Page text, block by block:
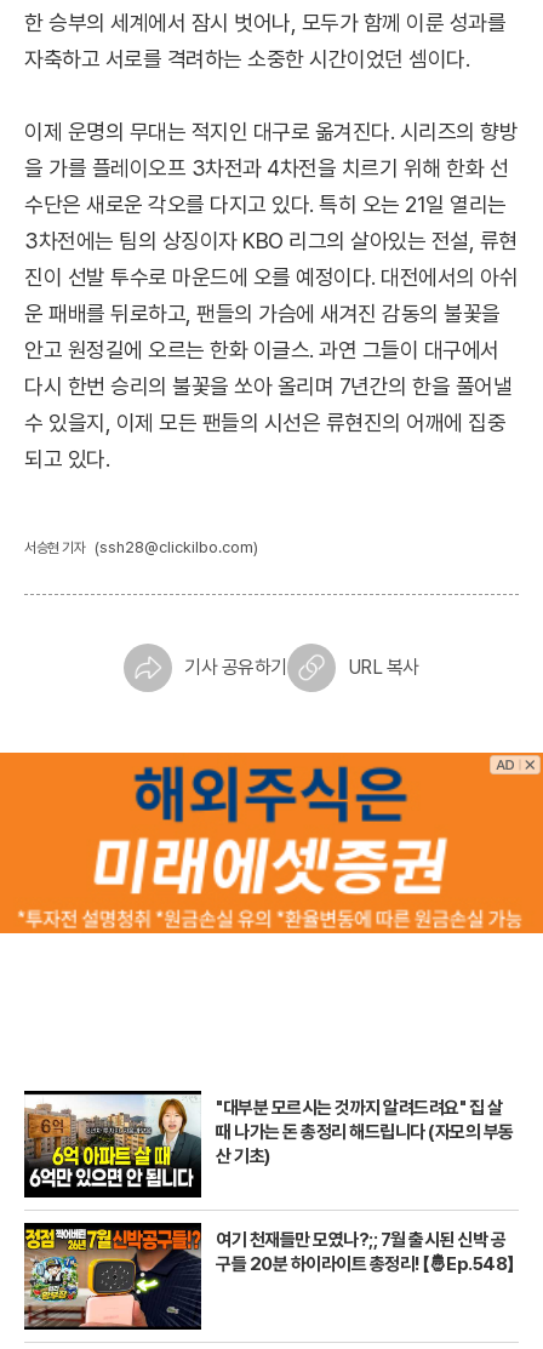
한 승부의 세계에서 잠시 벗어나, 모두가 함께 이룬 성과를
자축하고 서로를 격려하는 소중한 시간이었던 셈이다.
이제 운명의 무대는 적지인 대구로 옮겨진다. 시리즈의 향방
을 가를 플레이오프 3차전과 4차전을 치르기 위해 한화 선
수단은 새로운 각오를 다지고 있다. 특히 오는 21일 열리는
3차전에는 팀의 상징이자 KBO 리그의 살아있는 전설, 류현
진이 선발 투수로 마운드에 오를 예정이다. 대전에서의 아쉬
운 패배를 뒤로하고, 팬들의 가슴에 새겨진 감동의 불꽃을
안고 원정길에 오르는 한화 이글스. 과연 그들이 대구에서
다시 한번 승리의 불꽃을 쏘아 올리며 7년간의 한을 풀어낼
수 있을지, 이제 모든 팬들의 시선은 류현진의 어깨에 집중
되고 있다.
서승현 기자 (ssh28@clickilbo.com)
기사 공유하기 URL 복사
"대부분 모르시는 것까지 알려드려요" 집 살
때 나가는 돈 총정리 해드립니다 (자모의 부동
산 기초)
여기 천재들만 모였나?;; 7월 출시된 신박 공
구들 20분 하이라이트 총정리! 【🤴Ep.548】